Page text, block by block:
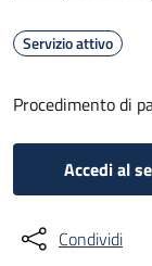
Servizio attivo
Procedimento di
Accedi al
Condividi